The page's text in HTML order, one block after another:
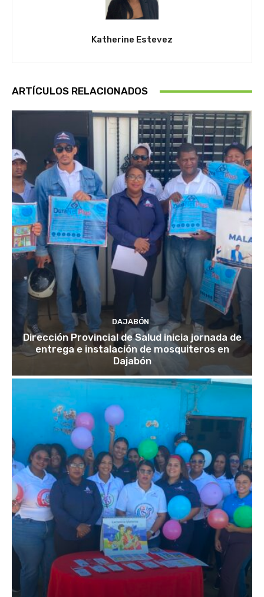
Katherine Estevez
ARTÍCULOS RELACIONADOS
DAJABÓN
Dirección Provincial de Salud inicia jornada de
entrega e instalación de mosquiteros en
Dajabón